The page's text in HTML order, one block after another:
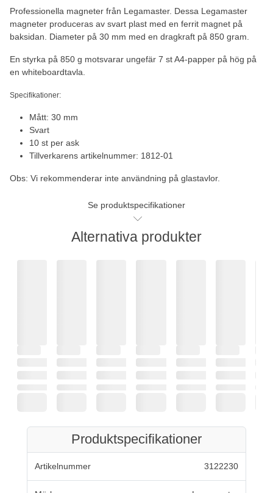
Professionella magneter från Legamaster. Dessa Legamaster
magneter produceras av svart plast med en ferrit magnet på
baksidan. Diameter på 30 mm med en dragkraft på 850 gram.
En styrka på 850 g motsvarar ungefär 7 st A4-papper på hög på
en whiteboardtavla.
Specifikationer:
Mått: 30 mm
Svart
10 st per ask
Tillverkarens artikelnummer: 1812-01
Obs: Vi rekommenderar inte användning på glastavlor.
Se produktspecifikationer
Alternativa produkter
Produktspecifikationer
Artikelnummer 3122230